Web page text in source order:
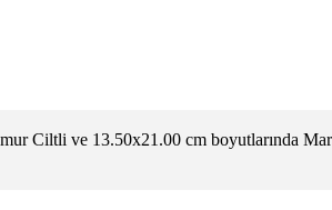
Ciltli ve 13.50x21.00 cm boyutlarında Martı